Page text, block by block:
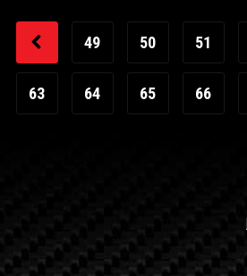
49 50 51
63 64 65 66